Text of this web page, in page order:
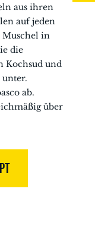
aus ihren
auf jeden
Muschel in
die
Kochsud und
ab.
über